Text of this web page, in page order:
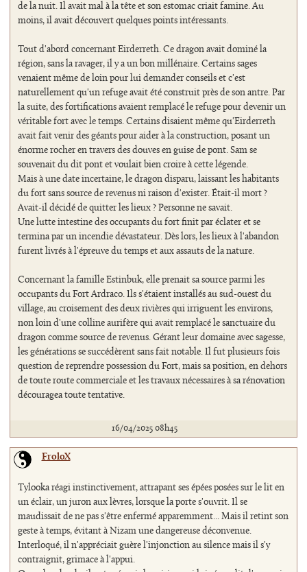
de la nuit. Il avait mal à la tête et son estomac criait famine. Au
moins, il avait découvert quelques points intéressants.
Tout d'abord concernant Eirderreth. Ce dragon avait dominé la
région, sans la ravager, il y a un bon millénaire. Certains sages
venaient même de loin pour lui demander conseils et c'est
naturellement qu'un refuge avait été construit près de son antre. Par
la suite, des fortifications avaient remplacé le refuge pour devenir un
véritable fort avec le temps. Certains disaient même qu'Eirderreth
avait fait venir des géants pour aider à la construction, posant un
énorme rocher en travers des douves en guise de pont. Sam se
souvenait du dit pont et voulait bien croire à cette légende.
Mais à une date incertaine, le dragon disparu, laissant les habitants
du fort sans source de revenus ni raison d'exister. Était-il mort ?
Avait-il décidé de quitter les lieux ? Personne ne savait.
Une lutte intestine des occupants du fort finit par éclater et se
termina par un incendie dévastateur. Dès lors, les lieux à l'abandon
furent livrés à l'épreuve du temps et aux assauts de la nature.
Concernant la famille Estinbuk, elle prenait sa source parmi les
occupants du Fort Ardraco. Ils s'étaient installés au sud-ouest du
village, au croisement des deux rivières qui irriguent les environs,
non loin d'une colline aurifère qui avait remplacé le sanctuaire du
dragon comme source de revenus. Gérant leur domaine avec sagesse,
les générations se succédèrent sans fait notable. Il fut plusieurs fois
question de reprendre possession du Fort, mais sa position, en dehors
de toute route commerciale et les travaux nécessaires à sa rénovation
découragea toute tentative.
16/04/2025 08h45
FroloX
Tylooka réagi instinctivement, attrapant ses épées posées sur le lit en
un éclair, un juron aux lèvres, lorsque la porte s'ouvrit. Il se
maudissait de ne pas s'être enfermé apparemment... Mais il retint son
geste à temps, évitant à Nizam une dangereuse déconvenue.
Interloqué, il n'appréciait guère l'injonction au silence mais il s'y
contraignit, grimace à l'appui.